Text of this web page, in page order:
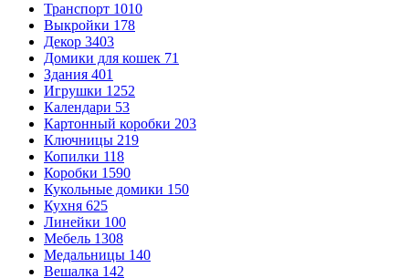
Транспорт 1010
Выкройки 178
Декор 3403
Домики для кошек 71
Здания 401
Игрушки 1252
Календари 53
Картонный коробки 203
Ключницы 219
Копилки 118
Коробки 1590
Кукольные домики 150
Кухня 625
Линейки 100
Мебель 1308
Медальницы 140
Вешалка 142